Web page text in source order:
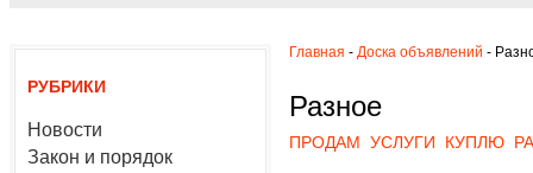
РУБРИКИ
Новости
Закон и порядок
Главная - Доска объявлений -
Разное
ПРОДАМ УСЛУГИ КУПЛЮ